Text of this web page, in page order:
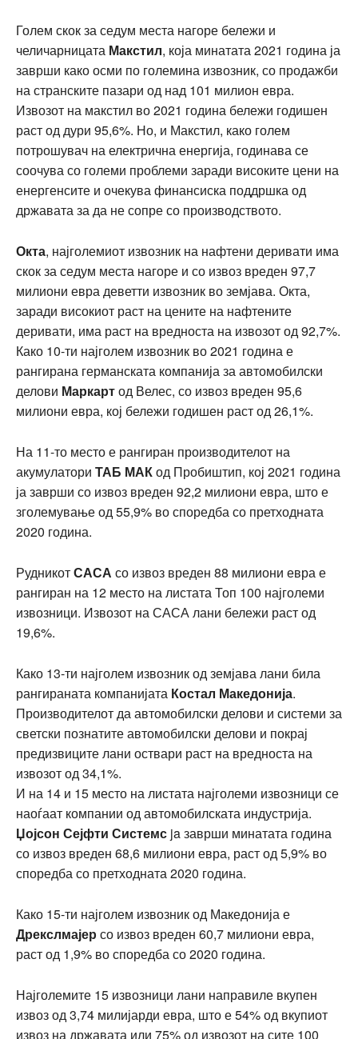
Голем скок за седум места нагоре бележи и
челичарницата Макстил, која минатата 2021 година ја
заврши како осми по големина извозник, со продажби
на странските пазари од над 101 милион евра.
Извозот на макстил во 2021 година бележи годишен
раст од дури 95,6%. Но, и Макстил, како голем
потрошувач на електрична енергија, годинава се
соочува со големи проблеми заради високите цени на
енергенсите и очекува финансиска поддршка од
државата за да не сопре со производството.
Окта, најголемиот извозник на нафтени деривати има
скок за седум места нагоре и со извоз вреден 97,7
милиони евра деветти извозник во земјава. Окта,
заради високиот раст на цените на нафтените
деривати, има раст на вредноста на извозот од 92,7%.
Како 10-ти најголем извозник во 2021 година е
рангирана германската компанија за автомобилски
делови Маркартод Велес, со извоз вреден 95,6
милиони евра, кој бележи годишен раст од 26,1%.
На 11-то место е рангиран производителот на
акумулатори ТАБ МАКод Пробиштип, кој 2021 година
ја заврши со извоз вреден 92,2 милиони евра, што е
зголемување од 55,9% во споредба со претходната
2020 година.
РудникотСАСА со извоз вреден 88 милиони евра е
рангиран на 12 место на листата Топ 100 најголеми
извозници. Извозот на САСА лани бележи раст од
19,6%.
Како 13-ти најголем извозник од земјава лани била
рангираната компанијата Костал Македонија.
Производителот да автомобилски делови и системи за
светски познатите автомобилски делови и покрај
предизвиците лани оствари раст на вредноста на
извозот од 34,1%.
И на 14 и 15 место на листата најголеми извозници се
наоѓаат компании од автомобилската индустрија.
Џојсон Сејфти Системс ja заврши минатата година
со извоз вреден 68,6 милиони евра, раст од 5,9% во
споредба со претходната 2020 година.
Како 15-ти најголем извозник од Македонија е
Дрекслмајер со извоз вреден 60,7 милиони евра,
раст од 1,9% во споредба со 2020 година.
Најголемите 15 извозници лани направиле вкупен
извоз од 3,74 милијарди евра, што е 54% од вкупиот
извоз на државата или 75% од извозот на сите 100